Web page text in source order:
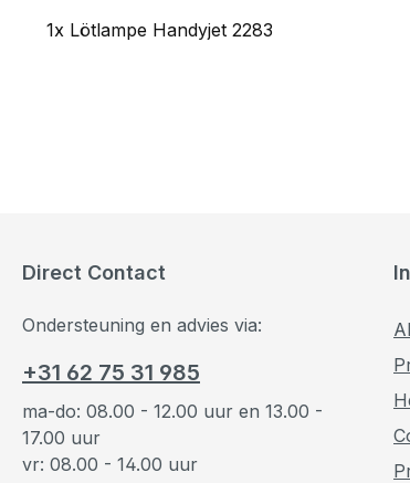
1x Lötlampe Handyjet 2283
Direct Contact
Ondersteuning en advies via:
+31 62 75 31 985
ma-do: 08.00 - 12.00 uur en 13.00 -
17.00 uur
vr: 08.00 - 14.00 uur